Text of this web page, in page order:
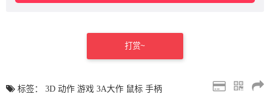
打赏~
标签： 3D 动作 游戏 3A大作 鼠标 手柄